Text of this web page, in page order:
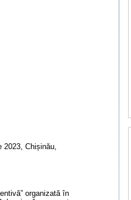
Chișinău,
organizată în